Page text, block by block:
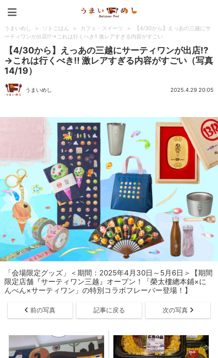
うまいめし > ソトごはん > カフェ・スイーツ >
【4/30から】えっあの三越にサ
ーティワンが出店!?→これは行くべき!! 激レアすぎる内容がすごい
【4/30から】えっあの三越にサーティワンが出店!?
→これは行くべき!! 激レアすぎる内容がすごい（写真
14/19）
うまいめし 2025.4.29 20:05
「会場限定グッズ」＜期間：2025年4月30日～5月6日＞【期間
限定店舗『サーティワン三越』オープン！「榮太樓總本鋪×に
んべん×サーティワン」の特別コラボフレーバー登場！】
前の写真 記事に戻る 次の写真